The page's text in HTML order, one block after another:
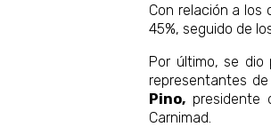
Con relación a los
45%, seguido de
Por último, se
representantes
Pino, presidente
Carnimad.